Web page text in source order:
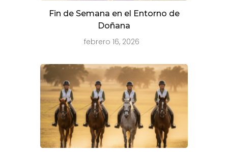
Fin de Semana en el Entorno de
Doñana
febrero 16, 2026